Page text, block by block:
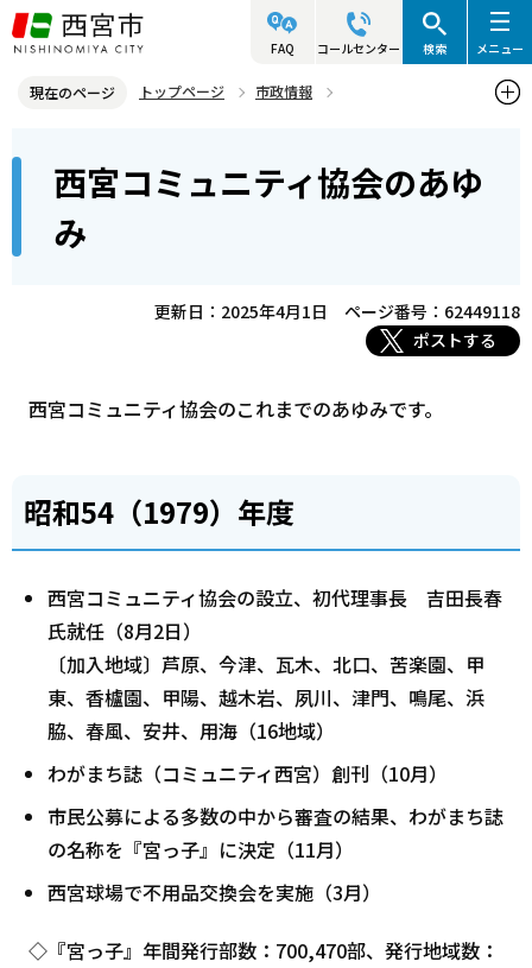
こ
の
ジ
頭
FAQ コールセンター 検索 メニュー
現在のページ トップページ
市政情報
西宮コミュニティ協会
西宮コミュニティ協会のあゆみ
西宮コミュニティ協会のあゆ
み
更新日：2025年4月1日
ページ番号：62449118
ポストする
西宮コミュニティ協会のこれまでのあゆみです。
昭和54（1979）年度
西宮コミュニティ協会の設立、初代理事長 吉田長春
氏就任（8月2日）
〔加入地域〕芦原、今津、瓦木、北口、苦楽園、甲
東、香櫨園、甲陽、越木岩、夙川、津門、鳴尾、浜
脇、春風、安井、用海（16地域）
わがまち誌（コミュニティ西宮）創刊（10月）
市民公募による多数の中から審査の結果、わがまち誌
の名称を『宮っ子』に決定（11月）
西宮球場で不用品交換会を実施（3月）
◇『宮っ子』年間発行部数：700,470部、発行地域数：